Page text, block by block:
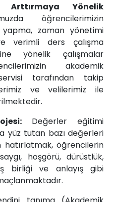
Arttırmaya Yönelik
öğrencilerimizin
zaman yönetimi
verimli ders çalışma
yönelik çalışmalar
akademik
tarafından takip
ve velilerimiz ile
Değerler eğitimi
yüz tutan bazı değerleri
öğrencilerin
hoşgörü, dürüstlük,
birliği ve anlayış gibi